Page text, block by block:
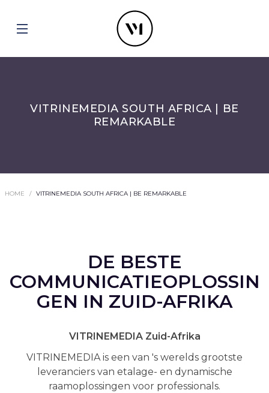
VITRINEMEDIA SOUTH AFRICA | BE
REMARKABLE
HOME VITRINEMEDIA SOUTH AFRICA | BE REMARKABLE
DE BESTE
COMMUNICATIEOPLOSSIN
GEN IN ZUID-AFRIKA
VITRINEMEDIA Zuid-Afrika
VITRINEMEDIA is een van 's werelds grootste
leveranciers van etalage- en dynamische
raamoplossingen voor professionals.